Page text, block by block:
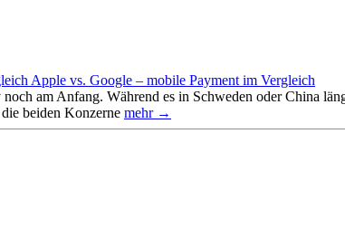
Apple vs. Google – mobile Payment im Vergleich
am Anfang. Während es in Schweden oder China
beiden Konzerne mehr →